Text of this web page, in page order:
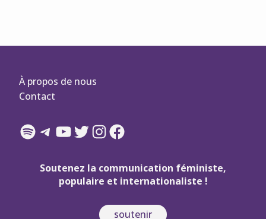
À propos de nous
Contact
Spotify
Telegram
YouTube
Twitter
Instagram
Facebook
Soutenez la communication féministe,
populaire et internationaliste !
soutenir